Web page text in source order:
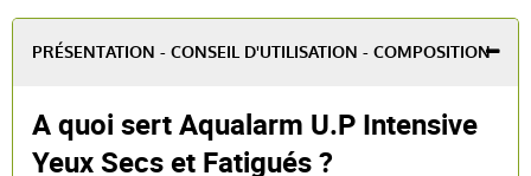
PRÉSENTATION - CONSEIL D'UTILISATION - COMPOSITION
A quoi sert Aqualarm U.P Intensive
Yeux Secs et Fatigués ?